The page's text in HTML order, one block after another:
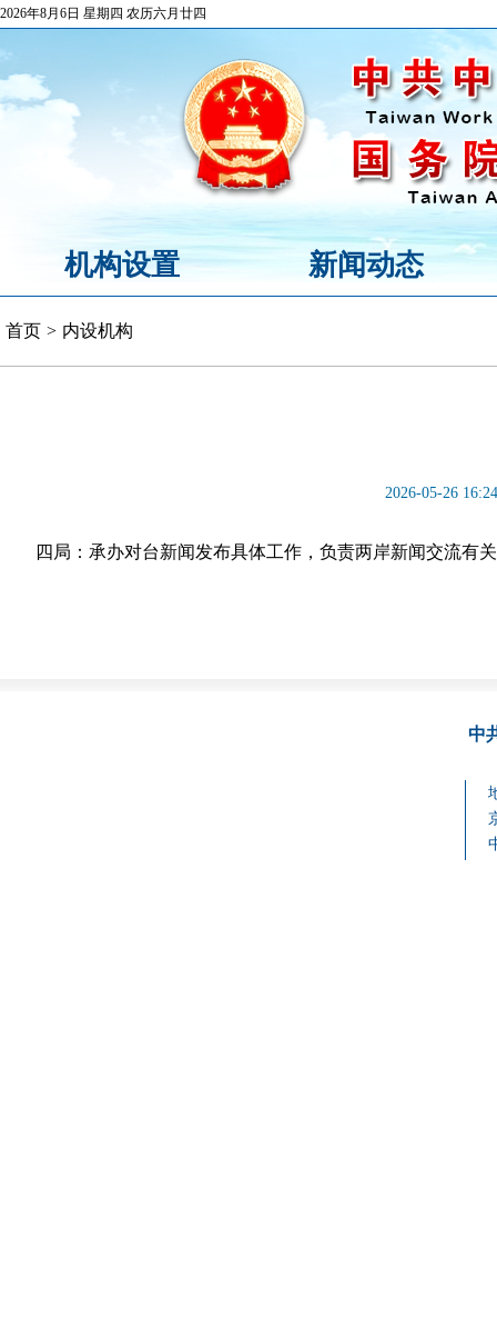
2026年8月6日 星期四 农历六月廿四
机构设置 新闻动态
首页 > 内设机构
2026-05-26 16:24
四局：承办对台新闻发布具体工作，负责两岸新闻交流有
中